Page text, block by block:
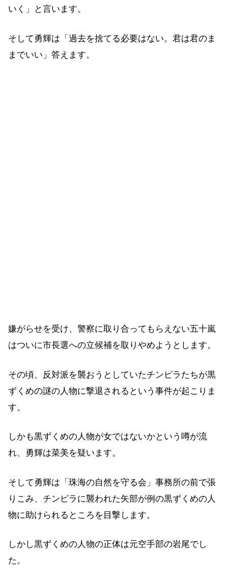
いく」と言います。
そして勇輝は「過去を捨てる必要はない。君は君のま
までいい」答えます。
嫌がらせを受け、警察に取り合ってもらえない五十嵐
はついに市長選への立候補を取りやめようとします。
その頃、反対派を襲おうとしていたチンピラたちが黒
ずくめの謎の人物に撃退されるという事件が起こりま
す。
しかも黒ずくめの人物が女ではないかという噂が流
れ、勇輝は菜美を疑います。
そして勇輝は「珠海の自然を守る会」事務所の前で張
りこみ、チンピラに襲われた矢部が例の黒ずくめの人
物に助けられるところを目撃します。
しかし黒ずくめの人物の正体は元空手部の岩尾でし
た。